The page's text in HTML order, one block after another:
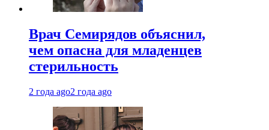
Врач Семирядов объяснил,
чем опасна для младенцев
стерильность
2 года ago2 года ago